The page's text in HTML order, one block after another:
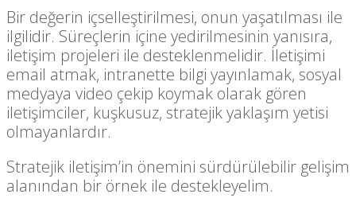
Bir değerin içselleştirilmesi, onun yaşatılması ile
ilgilidir. Süreçlerin içine yedirilmesinin yanısıra,
iletişim projeleri ile desteklenmelidir. İletişimi
email atmak, intranette bilgi yayınlamak, sosyal
medyaya video çekip koymak olarak gören
iletişimciler, kuşkusuz, stratejik yaklaşım yetisi
olmayanlardır.
Stratejik iletişim’in önemini sürdürülebilir gelişim
alanından bir örnek ile destekleyelim.